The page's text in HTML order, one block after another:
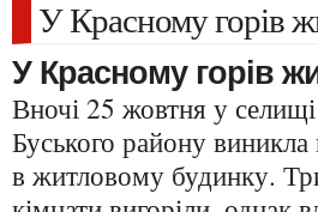
У Красному горів
У Красному горів
Вночі 25 жовтня у
Буського району
в житловому будинку.